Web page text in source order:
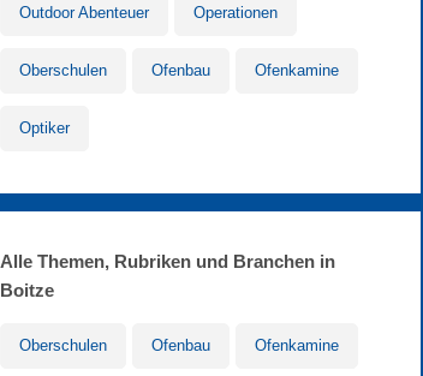
Outdoor Abenteuer Operationen
Oberschulen Ofenbau Ofenkamine
Optiker
Alle Themen, Rubriken und Branchen in
Boitze
Oberschulen Ofenbau Ofenkamine